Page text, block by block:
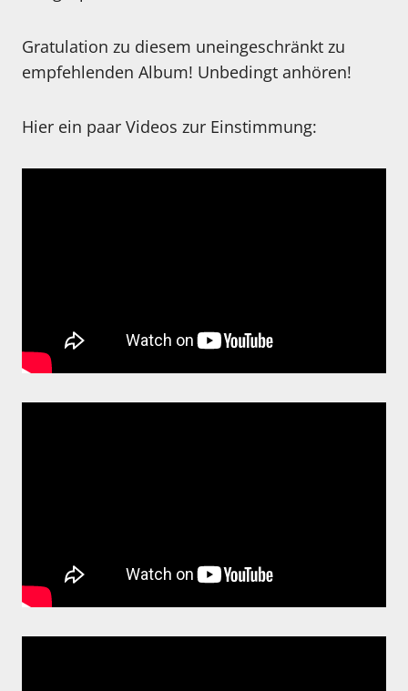
Gratulation zu diesem uneingeschränkt zu
empfehlenden Album! Unbedingt anhören!
Hier ein paar Videos zur Einstimmung: